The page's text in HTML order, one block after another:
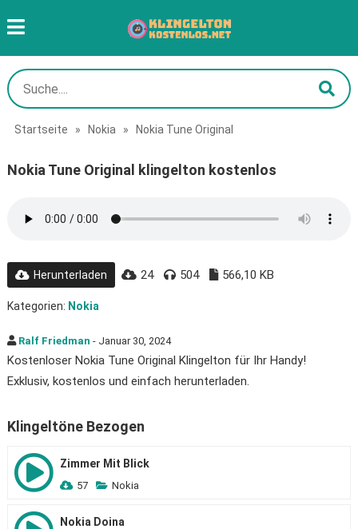
Startseite » Nokia » Nokia Tune Original
Nokia Tune Original klingelton kostenlos
Herunterladen 24 504 566,10 KB
Kategorien: Nokia
Ralf Friedman - Januar 30, 2024
Kostenloser Nokia Tune Original Klingelton für Ihr Handy!
Exklusiv, kostenlos und einfach herunterladen.
Klingeltöne Bezogen
Zimmer Mit Blick
57 Nokia
Nokia Doina